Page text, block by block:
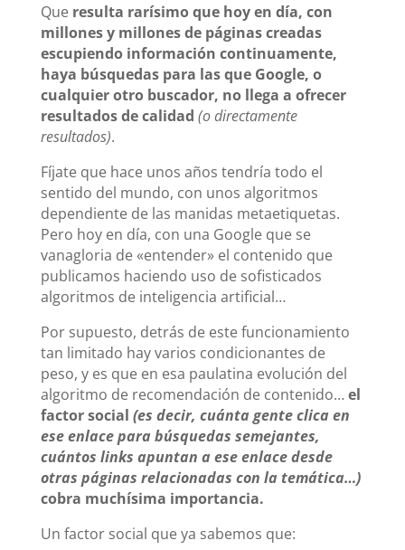
Queresulta rarísimo que hoy en día, con
millones y millones de páginas creadas
escupiendo información continuamente,
haya búsquedas para las que Google, o
cualquier otro buscador, no llega a ofrecer
resultados de calidad (o directamente
resultados).
Fíjate que hace unos años tendría todo el
sentido del mundo, con unos algoritmos
dependiente de las manidas metaetiquetas.
Pero hoy en día, con una Google que se
vanagloria de «entender» el contenido que
publicamos haciendo uso de sofisticados
algoritmos de inteligencia artificial…
Por supuesto, detrás de este funcionamiento
tan limitado hay varios condicionantes de
peso, y es que en esa paulatina evolución del
algoritmo de recomendación de contenido…el
factor social (es decir, cuánta gente clica en
ese enlace para búsquedas semejantes,
cuántos links apuntan a ese enlace desde
otras páginas relacionadas con la temática…)
cobra muchísima importancia.
Un factor social que ya sabemos que: